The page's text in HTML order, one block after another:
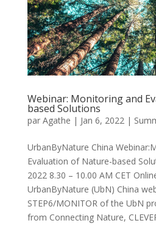
Webinar: Monitoring and
based Solutions
par Agathe | Jan 6, 2022|
UrbanByNature China
Evaluation of Nature-based
2022 8.30 – 10.00 AM CET
UrbanByNature (UbN) China
STEP6/MONITOR of the UbN
from Connecting Nature,